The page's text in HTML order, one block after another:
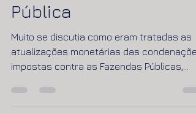
contra a Fazenda
Pública
Muito se discutia como eram tratadas as
impostas contra as Fazendas Públicas,
antes da inscrição...